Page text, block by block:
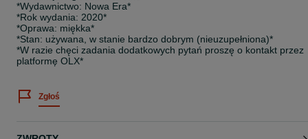
*Wydawnictwo: Nowa Era*
*Rok wydania: 2020*
*Oprawa: miękka*
*Stan: używana, w stanie bardzo dobrym (nieuzupełniona)*
*W razie chęci zadania dodatkowych pytań proszę o kontakt przez
platformę OLX*
Zgłoś